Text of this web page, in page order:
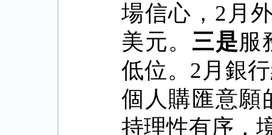
場信心， 2 月
美元。 三是服
低位。 2 月銀
個人購匯意願
持理性有序，